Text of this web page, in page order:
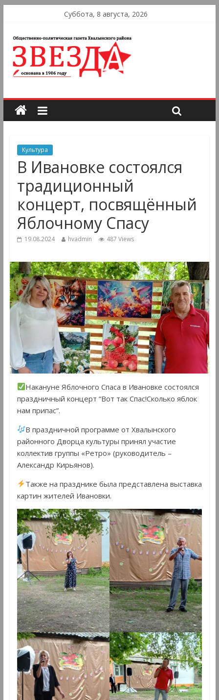
Суббота, 8 августа, 2026
Культура
В Ивановке состоялся
традиционный
концерт, посвящённый
Яблочному Спасу
19.08.2024 hvadmin 487 Views
Накануне Яблочного Спаса в Ивановке состоялся
праздничный концерт “Вот так Спас!Сколько яблок
нам припас”.
В праздничной программе от Хвалынского
районного Дворца культуры принял участие
коллектив группы «Ретро» (руководитель –
Александр Кирьянов).
Также на празднике была представлена выставка
картин жителей Ивановки.